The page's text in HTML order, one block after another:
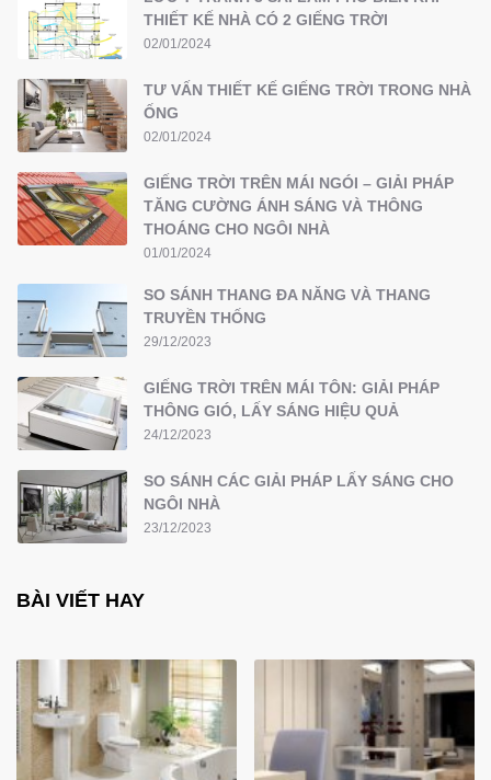
THIẾT KẾ NHÀ CÓ 2 GIẾNG TRỜI
02/01/2024
TƯ VẤN THIẾT KẾ GIẾNG TRỜI TRONG NHÀ
ỐNG
02/01/2024
GIẾNG TRỜI TRÊN MÁI NGÓI – GIẢI PHÁP
TĂNG CƯỜNG ÁNH SÁNG VÀ THÔNG
THOÁNG CHO NGÔI NHÀ
01/01/2024
SO SÁNH THANG ĐA NĂNG VÀ THANG
TRUYỀN THỐNG
29/12/2023
GIẾNG TRỜI TRÊN MÁI TÔN: GIẢI PHÁP
THÔNG GIÓ, LẤY SÁNG HIỆU QUẢ
24/12/2023
SO SÁNH CÁC GIẢI PHÁP LẤY SÁNG CHO
NGÔI NHÀ
23/12/2023
BÀI VIẾT HAY